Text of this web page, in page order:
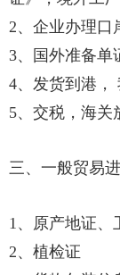
2、企业办理口
3、国外准备单
4、发货到港，
5、交税，海关
三、一般贸易
1、原产地证、
2、植检证